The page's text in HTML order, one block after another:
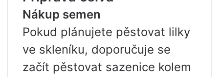
Nákup semen
Pokud plánujete pěstovat lilky
ve skleníku, doporučuje se
začít pěstovat sazenice kolem